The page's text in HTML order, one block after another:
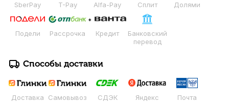
SberPay T-Pay Alfa-Pay Сплит Долями
Подели Рассрочка Кредит
Банковский
перевод
Способы доставки
Доставка
Самовывоз СДЭК
Яндекс
Почта